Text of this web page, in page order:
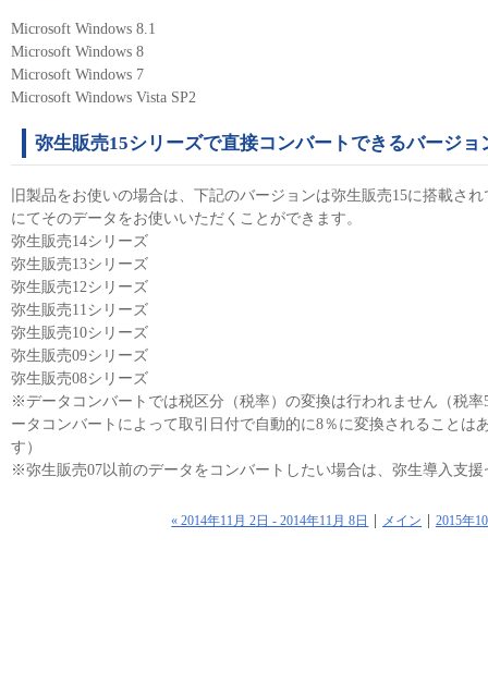
Microsoft Windows 8.1
Microsoft Windows 8
Microsoft Windows 7
Microsoft Windows Vista SP2
弥生販売15シリーズで直接コンバートできるバージョ
旧製品をお使いの場合は、下記のバージョンは弥生販売15に搭載さ
にてそのデータをお使いいただくことができます。
弥生販売14シリーズ
弥生販売13シリーズ
弥生販売12シリーズ
弥生販売11シリーズ
弥生販売10シリーズ
弥生販売09シリーズ
弥生販売08シリーズ
※データコンバートでは税区分（税率）の変換は行われません（税
ータコンバートによって取引日付で自動的に8％に変換されることは
す）
※弥生販売07以前のデータをコンバートしたい場合は、弥生導入支
« 2014年11月 2日 - 2014年11月 8日 メイン 2015年